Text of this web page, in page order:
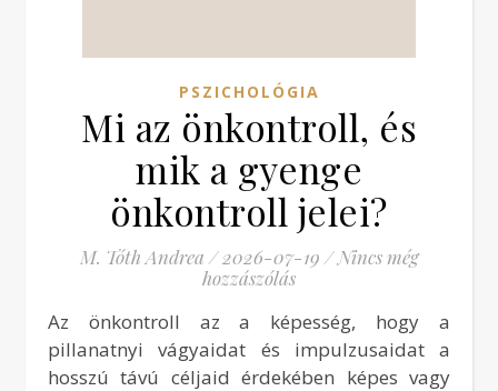
PSZICHOLÓGIA
Mi az önkontroll, és
mik a gyenge
önkontroll jelei?
M. Tóth Andrea / 2026-07-19 / Nincs még
hozzászólás
Az önkontroll az a képesség, hogy a
pillanatnyi vágyaidat és impulzusaidat a
hosszú távú céljaid érdekében képes vagy